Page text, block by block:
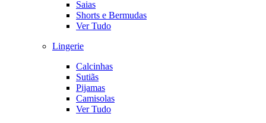
Saias
Shorts e Bermudas
Ver Tudo
Lingerie
Calcinhas
Sutiãs
Pijamas
Camisolas
Ver Tudo